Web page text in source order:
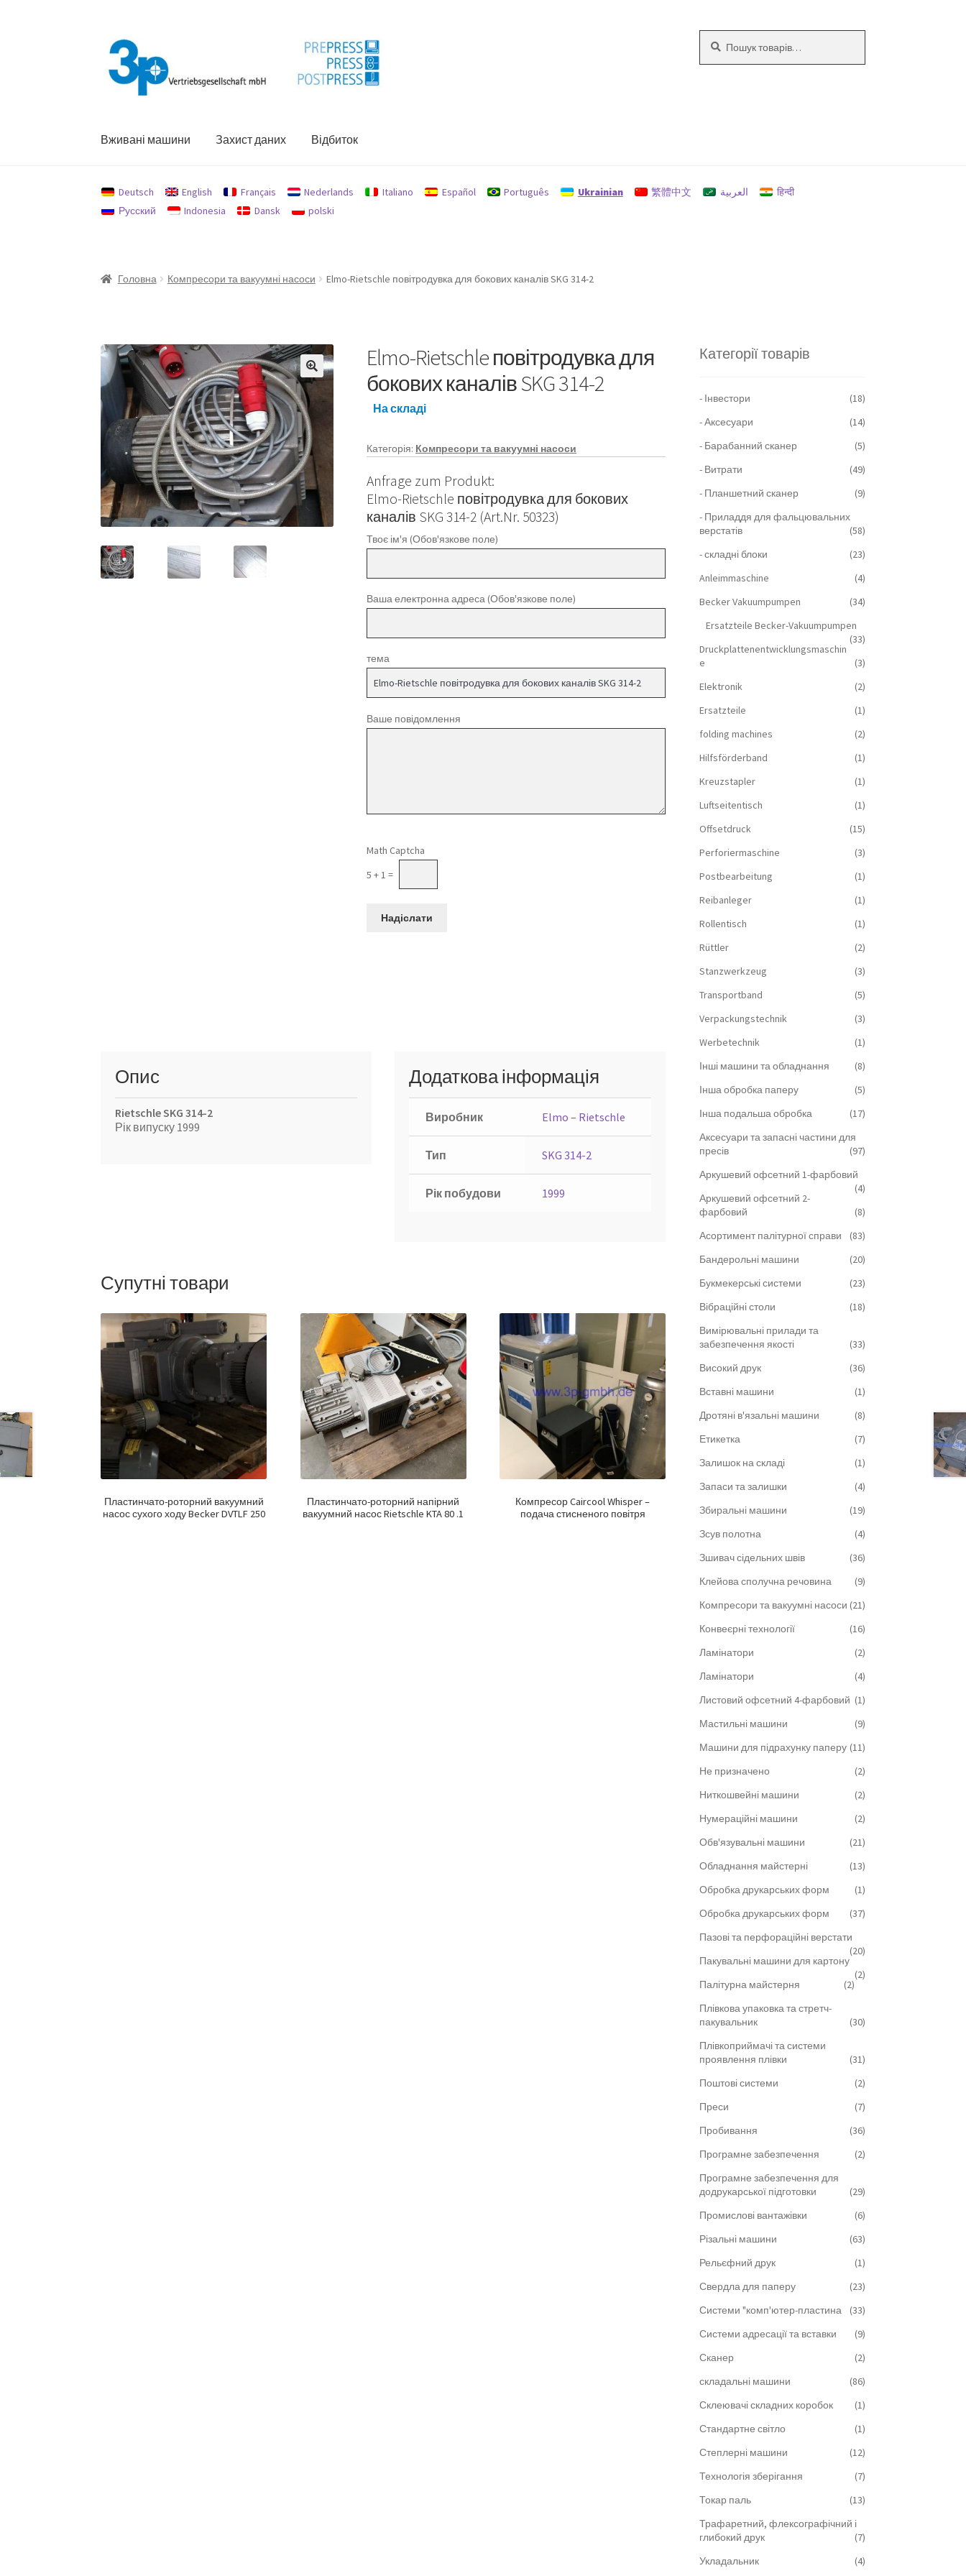
Перейти
до
навігації
Перейти
до
вмісту
Вживані машини Захист даних Відбиток
Deutsch English Français Nederlands Italiano Español Português Ukrainian 繁體中文 العربية
हिन्दी
Русский
Indonesia Dansk polski
Головна Компресори та вакуумні насоси Elmo-Rietschle повітродувка для бокових каналів SKG 314-2
Elmo-Rietschle повітродувка для
бокових каналів SKG 314-2
На складі
Категорія: Компресори та вакуумні насоси
Anfrage zum Produkt:
Elmo-Rietschle повітродувка для бокових
каналів SKG 314-2 (Art.Nr. 50323)
Твоє ім'я (Обов'язкове поле)
Ваша електронна адреса (Обов'язкове поле)
тема
Ваше повідомлення
Math Captcha
5 + 1 =
Опис
Rietschle SKG 314-2
Рік випуску 1999
Додаткова інформація
Виробник Elmo – Rietschle
Тип SKG 314-2
Рік побудови 1999
Супутні товари
Пластинчато-роторний вакуумний
насос сухого ходу Becker DVTLF 250
Пластинчато-роторний напірний
вакуумний насос Rietschle KTA 80 .1
Компресор Caircool Whisper –
подача стисненого повітря
Категорії товарів
- Інвестори
(18)
- Аксесуари
(14)
- Барабанний сканер
(5)
- Витрати
(49)
- Планшетний сканер
(9)
- Приладдя для фальцювальних
верстатів
(58)
- складні блоки
(23)
Anleimmaschine
(4)
Becker Vakuumpumpen
(34)
Ersatzteile Becker-Vakuumpumpen
(33)
Druckplattenentwicklungsmaschin
e
(3)
Elektronik
(2)
Ersatzteile
(1)
folding machines
(2)
Hilfsförderband
(1)
Kreuzstapler
(1)
Luftseitentisch
(1)
Offsetdruck
(15)
Perforiermaschine
(3)
Postbearbeitung
(1)
Reibanleger
(1)
Rollentisch
(1)
Rüttler
(2)
Stanzwerkzeug
(3)
Transportband
(5)
Verpackungstechnik
(3)
Werbetechnik
(1)
Інші машини та обладнання
(8)
Інша обробка паперу
(5)
Інша подальша обробка
(17)
Аксесуари та запасні частини для
пресів
(97)
Аркушевий офсетний 1-фарбовий
(4)
Аркушевий офсетний 2-
фарбовий
(8)
Асортимент палітурної справи
(83)
Бандерольні машини
(20)
Букмекерські системи
(23)
Вібраційні столи
(18)
Вимірювальні прилади та
забезпечення якості
(33)
Високий друк
(36)
Вставні машини
(1)
Дротяні в'язальні машини
(8)
Етикетка
(7)
Залишок на складі
(1)
Запаси та залишки
(4)
Збиральні машини
(19)
Зсув полотна
(4)
Зшивач сідельних швів
(36)
Клейова сполучна речовина
(9)
Компресори та вакуумні насоси (21)
Конвеєрні технології
(16)
Ламінатори
(2)
Ламінатори
(4)
Листовий офсетний 4-фарбовий (1)
Мастильні машини
(9)
Машини для підрахунку паперу (11)
Не призначено
(2)
Ниткошвейні машини
(2)
Нумераційні машини
(2)
Обв'язувальні машини
(21)
Обладнання майстерні
(13)
Обробка друкарських форм
(1)
Обробка друкарських форм
(37)
Пазові та перфораційні верстати
(20)
Пакувальні машини для картону
(2)
Палітурна майстерня
(2)
Плівкова упаковка та стретч-
пакувальник
(30)
Плівкоприймачі та системи
проявлення плівки
(31)
Поштові системи
(2)
Преси
(7)
Пробивання
(36)
Програмне забезпечення
(2)
Програмне забезпечення для
додрукарської підготовки
(29)
Промислові вантажівки
(6)
Різальні машини
(63)
Рельєфний друк
(1)
Свердла для паперу
(23)
Системи "комп'ютер-пластина
(33)
Системи адресації та вставки
(9)
Сканер
(2)
складальні машини
(86)
Склеювачі складних коробок
(1)
Стандартне світло
(1)
Степлерні машини
(12)
Технологія зберігання
(7)
Токар паль
(13)
Трафаретний, флексографічний і
глибокий друк
(7)
Укладальник
(4)